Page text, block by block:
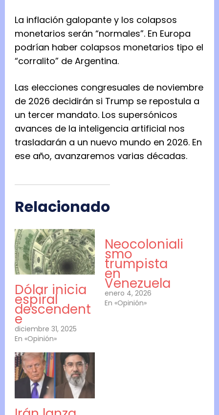
La inflación galopante y los colapsos
monetarios serán “normales”. En Europa
podrían haber colapsos monetarios tipo el
“corralito” de Argentina.
Las elecciones congresuales de noviembre
de 2026 decidirán si Trump se repostula a
un tercer mandato. Los supersónicos
avances de la inteligencia artificial nos
trasladarán a un nuevo mundo en 2026. En
ese año, avanzaremos varias décadas.
Relacionado
Dólar inicia
espiral
descendent
e
diciembre 31, 2025
En «Opinión»
Neocoloniali
smo
trumpista
en
Venezuela
enero 4, 2026
En «Opinión»